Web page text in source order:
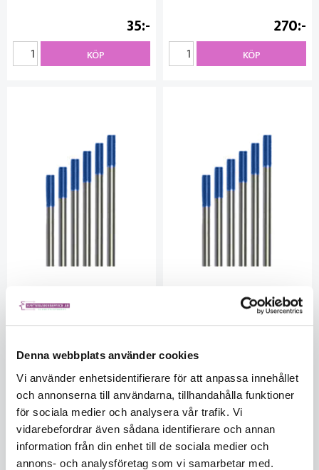
Denna webbplats använder cookies
Vi använder enhetsidentifierare för att anpassa innehållet
och annonserna till användarna, tillhandahålla funktioner
för sociala medier och analysera vår trafik. Vi
vidarebefordrar även sådana identifierare och annan
information från din enhet till de sociala medier och
annons- och analysföretag som vi samarbetar med.
35
KÖP
270
KÖP
Wolframelektrod 3,2mm Blå
WL20
BZ7000223
5563779031
234
KÖP
Wolframelektrod 4,0mm Blå
BZ7000242
5563779031
410